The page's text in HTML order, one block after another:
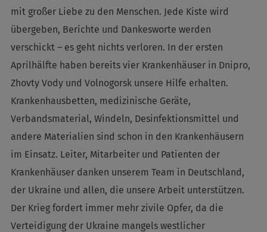
mit großer Liebe zu den Menschen. Jede Kiste wird
übergeben, Berichte und Dankesworte werden
verschickt – es geht nichts verloren. In der ersten
Aprilhälfte haben bereits vier Krankenhäuser in Dnipro,
Zhovty Vody und Volnogorsk unsere Hilfe erhalten.
Krankenhausbetten, medizinische Geräte,
Verbandsmaterial, Windeln, Desinfektionsmittel und
andere Materialien sind schon in den Krankenhäusern
im Einsatz. Leiter, Mitarbeiter und Patienten der
Krankenhäuser danken unserem Team in Deutschland,
der Ukraine und allen, die unsere Arbeit unterstützen.
Der Krieg fordert immer mehr zivile Opfer, da die
Verteidigung der Ukraine mangels westlicher